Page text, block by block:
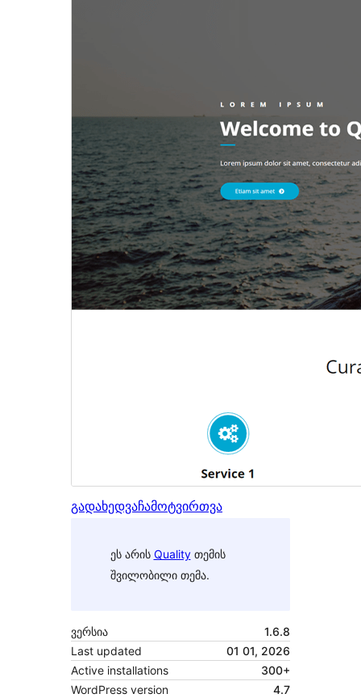
გადახედვაჩამოტვირთვა
ეს არის Qualityთემის
შვილობილი თემა.
ვერსია
1.6.8
Last updated
01 01, 2026
Active installations
300+
WordPress version
4.7